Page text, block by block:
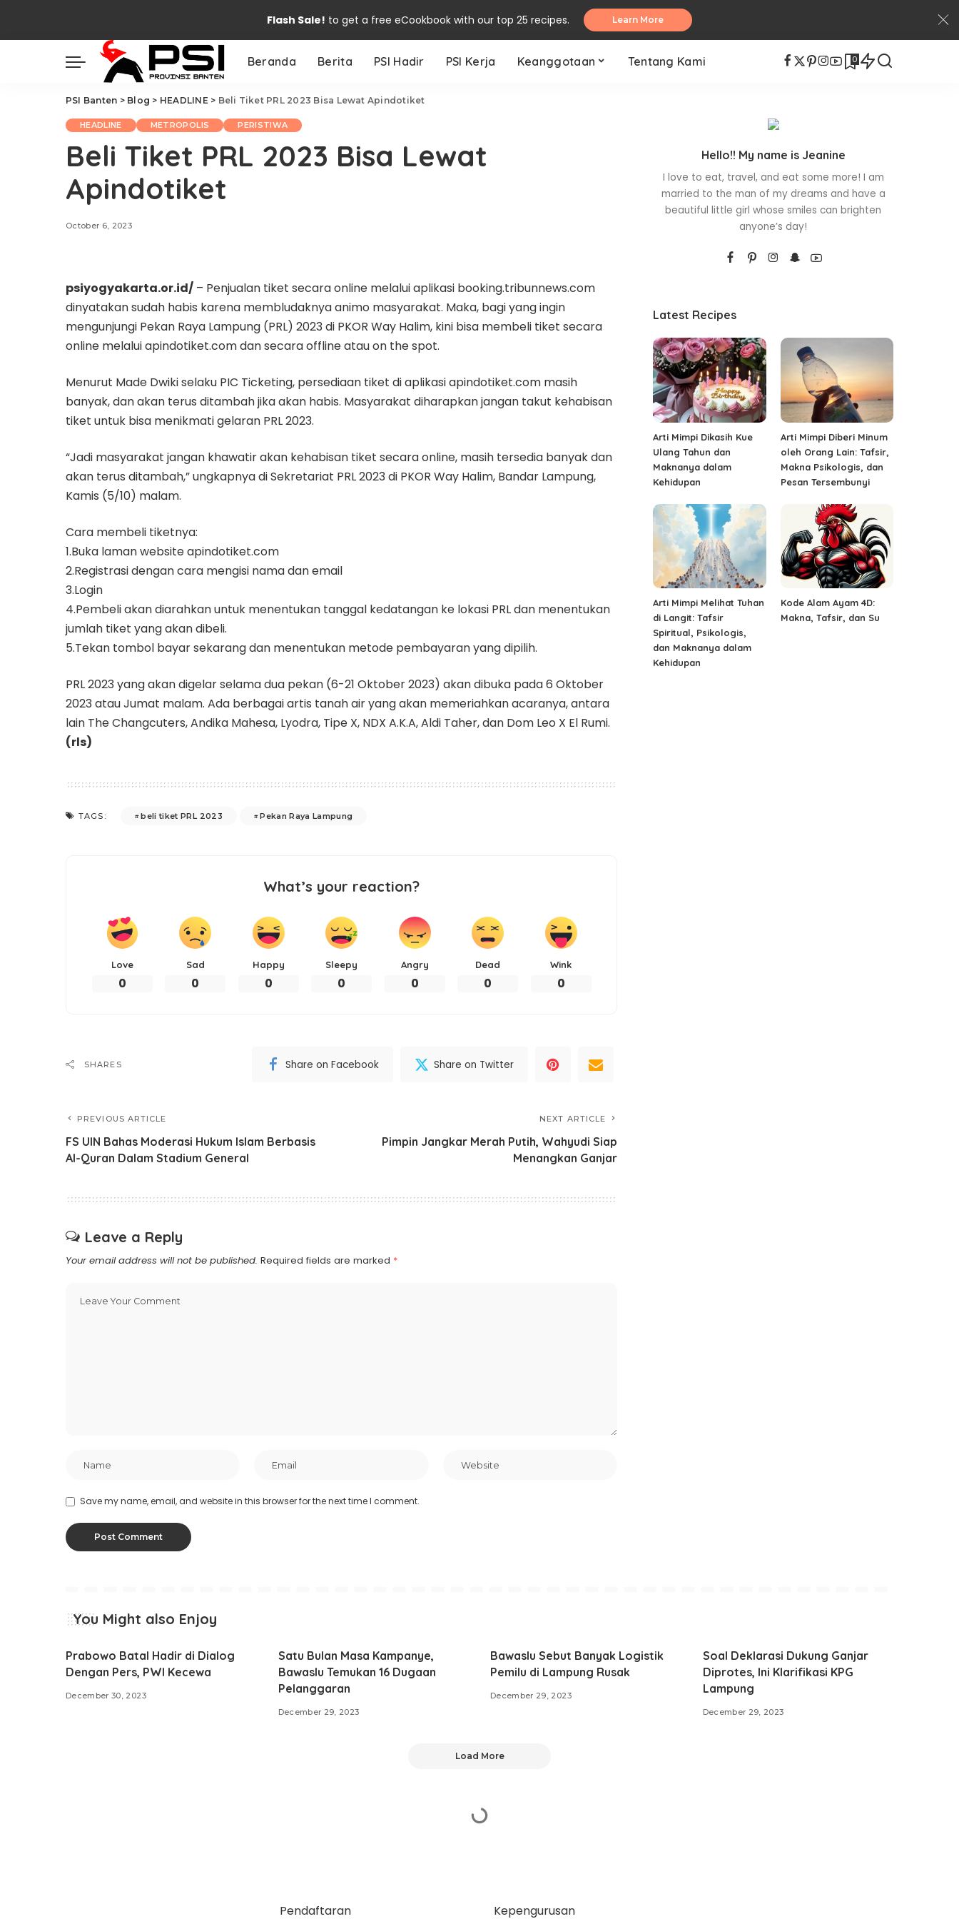
Flash Sale! to get a free eCookbook with our top 25 recipes. Learn More
Beranda Berita PSI Hadir PSI Kerja Keanggotaan Tentang Kami 0
PSI Banten > Blog > HEADLINE> Beli Tiket PRL 2023 Bisa Lewat Apindotiket
HEADLINE METROPOLIS PERISTIWA
Beli Tiket PRL 2023 Bisa Lewat
Apindotiket
October 6, 2023
psiyogyakarta.or.id/ – Penjualan tiket secara online melalui aplikasi booking.tribunnews.com
dinyatakan sudah habis karena membludaknya animo masyarakat. Maka, bagi yang ingin
mengunjungi Pekan Raya Lampung (PRL) 2023 di PKOR Way Halim, kini bisa membeli tiket secara
online melalui apindotiket.com dan secara offline atau on the spot.
Menurut Made Dwiki selaku PIC Ticketing, persediaan tiket di aplikasi apindotiket.com masih
banyak, dan akan terus ditambah jika akan habis. Masyarakat diharapkan jangan takut kehabisan
tiket untuk bisa menikmati gelaran PRL 2023.
“Jadi masyarakat jangan khawatir akan kehabisan tiket secara online, masih tersedia banyak dan
akan terus ditambah,” ungkapnya di Sekretariat PRL 2023 di PKOR Way Halim, Bandar Lampung,
Kamis (5/10) malam.
Cara membeli tiketnya:
1.Buka laman website apindotiket.com
2.Registrasi dengan cara mengisi nama dan email
3.Login
4.Pembeli akan diarahkan untuk menentukan tanggal kedatangan ke lokasi PRL dan menentukan
jumlah tiket yang akan dibeli.
5.Tekan tombol bayar sekarang dan menentukan metode pembayaran yang dipilih.
PRL 2023 yang akan digelar selama dua pekan (6-21 Oktober 2023) akan dibuka pada 6 Oktober
2023 atau Jumat malam. Ada berbagai artis tanah air yang akan memeriahkan acaranya, antara
lain The Changcuters, Andika Mahesa, Lyodra, Tipe X, NDX A.K.A, Aldi Taher, dan Dom Leo X El Rumi.
(rls)
TAGS: beli tiket PRL 2023 Pekan Raya Lampung
What’s your reaction?
Love
0
Sad
0
Happy
0
Sleepy
0
Angry
0
Dead
0
Wink
0
SHARES Share on Facebook Share on Twitter
PREVIOUS ARTICLE
FS UIN Bahas Moderasi Hukum Islam Berbasis
Al-Quran Dalam Stadium General
NEXT ARTICLE
Pimpin Jangkar Merah Putih, Wahyudi Siap
Menangkan Ganjar
Leave a Reply
Your email address will not be published. Required fields are marked *
Save my name, email, and website in this browser for the next time I comment.
Hello!! My name is Jeanine
I love to eat, travel, and eat some more! I am
married to the man of my dreams and have a
beautiful little girl whose smiles can brighten
anyone’s day!
Latest Recipes
Arti Mimpi Dikasih Kue
Ulang Tahun dan
Maknanya dalam
Kehidupan
Arti Mimpi Diberi Minum
oleh Orang Lain: Tafsir,
Makna Psikologis, dan
Pesan Tersembunyi
Arti Mimpi Melihat Tuhan
di Langit: Tafsir
Spiritual, Psikologis,
dan Maknanya dalam
Kehidupan
Kode Alam Ayam 4D:
Makna, Tafsir, dan Su
You Might also Enjoy
Prabowo Batal Hadir di Dialog
Dengan Pers, PWI Kecewa
December 30, 2023
Satu Bulan Masa Kampanye,
Bawaslu Temukan 16 Dugaan
Pelanggaran
December 29, 2023
Bawaslu Sebut Banyak Logistik
Pemilu di Lampung Rusak
December 29, 2023
Soal Deklarasi Dukung Ganjar
Diprotes, Ini Klarifikasi KPG
Lampung
December 29, 2023
Load More
Pendaftaran Kepengurusan